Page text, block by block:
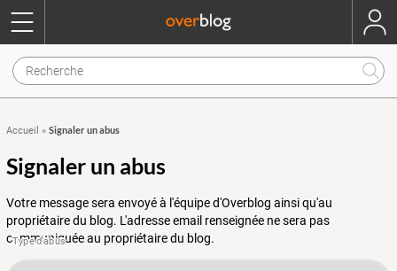
Accueil » Signaler un abus
Signaler un abus
Votre message sera envoyé à l'équipe d'Overblog ainsi qu'au
propriétaire du blog. L'adresse email renseignée ne sera pas
communiquée au propriétaire du blog.